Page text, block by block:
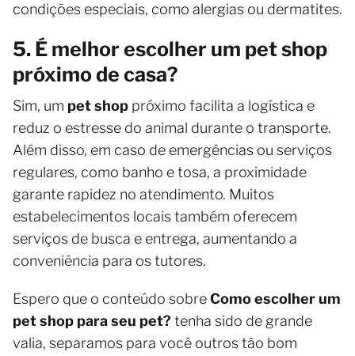
condições especiais, como alergias ou dermatites.
5. É melhor escolher um pet shop
próximo de casa?
Sim, um pet shop próximo facilita a logística e
reduz o estresse do animal durante o transporte.
Além disso, em caso de emergências ou serviços
regulares, como banho e tosa, a proximidade
garante rapidez no atendimento. Muitos
estabelecimentos locais também oferecem
serviços de busca e entrega, aumentando a
conveniência para os tutores.
Espero que o conteúdo sobreComo escolher um
pet shop para seu pet?tenha sido de grande
valia, separamos para você outros tão bom